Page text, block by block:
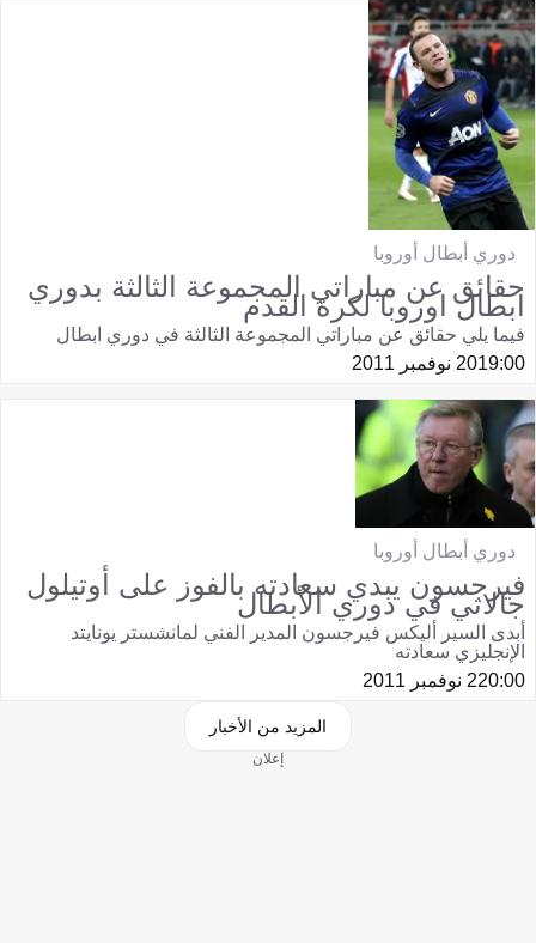
دوري أبطال أوروبا
حقائق عن مباراتي المجموعة الثالثة بدوري
ابطال اوروبا لكرة القدم
فيما يلي حقائق عن مباراتي المجموعة الثالثة في دوري ابطال
19:0020 نوفمبر 2011
دوري أبطال أوروبا
فيرجسون يبدي سعادته بالفوز على أوتيلول
جالاتي في دوري الأبطال
أبدى السير أليكس فيرجسون المدير الفني لمانشستر يونايتد
الإنجليزي سعادته
20:002 نوفمبر 2011
المزيد من الأخبار
إعلان